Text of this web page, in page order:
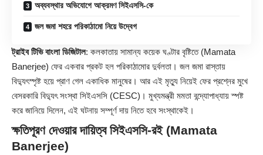
অব্যবস্থার অভিযোগে আক্রমণ সিইএসসি-কে
জল জমা শহরে পরিকাঠামো নিয়ে উদ্বেগ
ট্রাইব টিভি বাংলা ডিজিটাল: কলকাতায় সামান্য কয়েক ঘণ্টার বৃষ্টিতে (Mamata
Banerjee) ফের একবার প্রকট হল পরিকাঠামোর দুর্বলতা। জল জমা রাস্তায়
বিদ্যুৎস্পৃষ্ট হয়ে প্রাণ গেল একাধিক মানুষের। আর এই মৃত্যু নিয়েই ফের প্রশ্নের মুখে
বেসরকারি বিদ্যুৎ সংস্থা সিইএসসি (CESC)। মুখ্যমন্ত্রী মমতা বন্দ্যোপাধ্যায় স্পষ্ট
করে জানিয়ে দিলেন, এই ঘটনায় সম্পূর্ণ দায় নিতে হবে সংস্থাকেই।
ক্ষতিপূরণ দেওয়ার দায়িত্ব সিইএসসি-রই (Mamata
Banerjee)